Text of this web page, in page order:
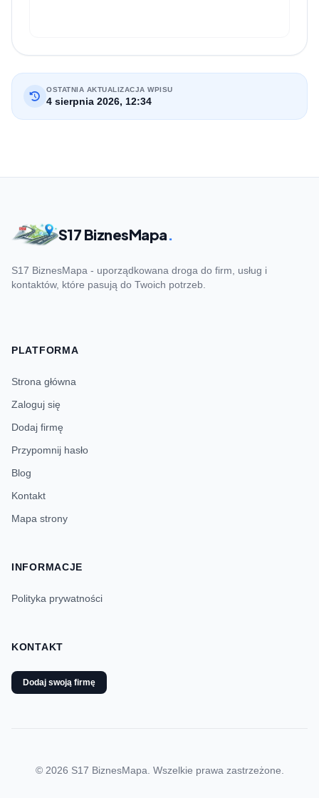
OSTATNIA AKTUALIZACJA WPISU
4 sierpnia 2026, 12:34
S17 BiznesMapa.
S17 BiznesMapa - uporządkowana droga do firm, usług i
kontaktów, które pasują do Twoich potrzeb.
PLATFORMA
Strona główna
Zaloguj się
Dodaj firmę
Przypomnij hasło
Blog
Kontakt
Mapa strony
INFORMACJE
Polityka prywatności
KONTAKT
Dodaj swoją firmę
© 2026 S17 BiznesMapa. Wszelkie prawa zastrzeżone.